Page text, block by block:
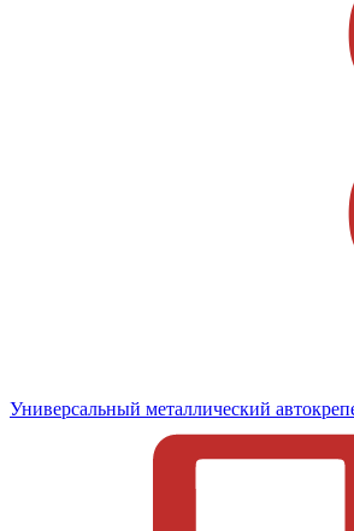
Универсальный металлический